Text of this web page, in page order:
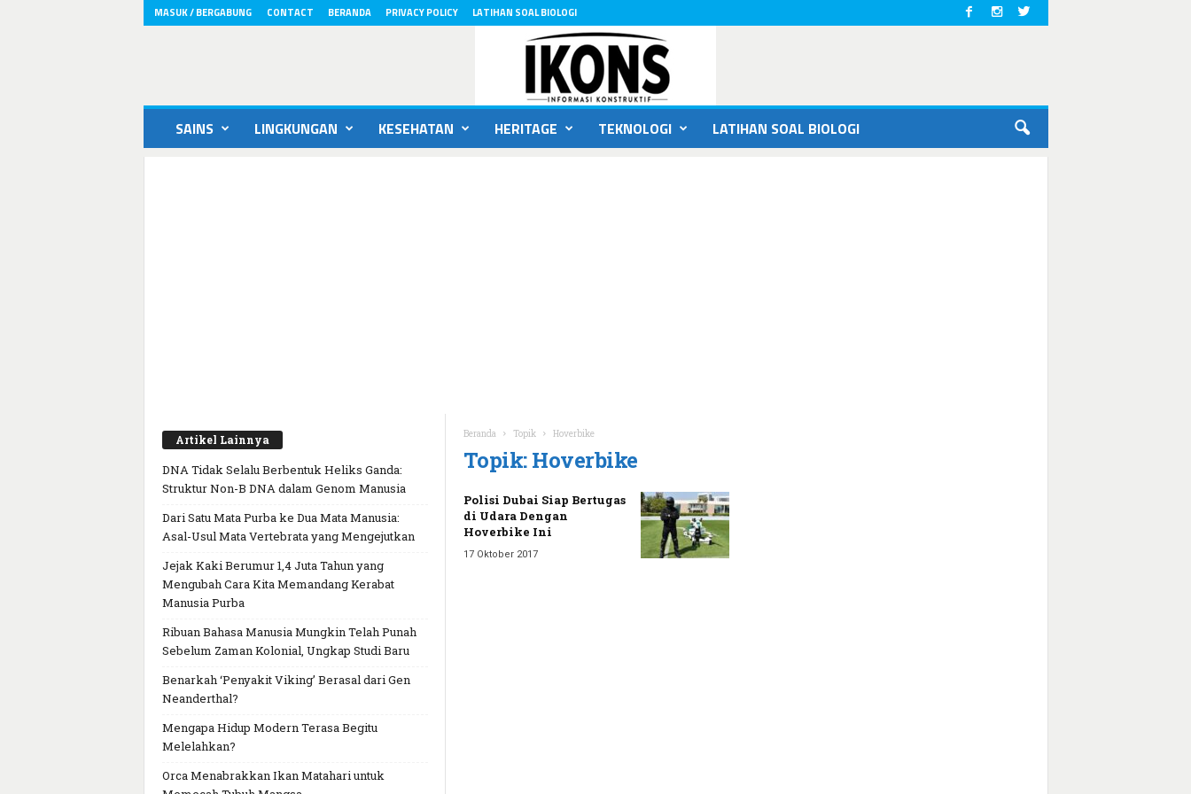
MASUK / BERGABUNG CONTACT BERANDA PRIVACY POLICY LATIHAN SOAL BIOLOGI
SAINS LINGKUNGAN KESEHATAN HERITAGE TEKNOLOGI LATIHAN SOAL BIOLOGI
Beranda Topik Hoverbike
Topik: Hoverbike
Polisi Dubai Siap Bertugas
di Udara Dengan
Hoverbike Ini
17 Oktober 2017
Artikel Lainnya
DNA Tidak Selalu Berbentuk Heliks Ganda:
Struktur Non-B DNA dalam Genom Manusia
Dari Satu Mata Purba ke Dua Mata Manusia:
Asal-Usul Mata Vertebrata yang Mengejutkan
Jejak Kaki Berumur 1,4 Juta Tahun yang
Mengubah Cara Kita Memandang Kerabat
Manusia Purba
Ribuan Bahasa Manusia Mungkin Telah Punah
Sebelum Zaman Kolonial, Ungkap Studi Baru
Benarkah ‘Penyakit Viking’ Berasal dari Gen
Neanderthal?
Mengapa Hidup Modern Terasa Begitu
Melelahkan?
Orca Menabrakkan Ikan Matahari untuk